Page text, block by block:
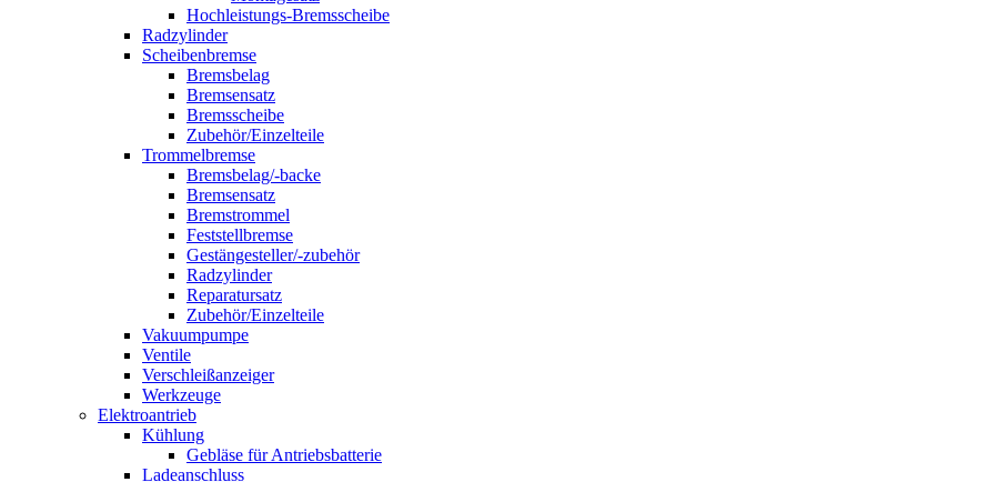
Hochleistungs-Bremsscheibe
Radzylinder
Scheibenbremse
Bremsbelag
Bremsensatz
Bremsscheibe
Zubehör/Einzelteile
Trommelbremse
Bremsbelag/-backe
Bremsensatz
Bremstrommel
Feststellbremse
Gestängesteller/-zubehör
Radzylinder
Reparatursatz
Zubehör/Einzelteile
Vakuumpumpe
Ventile
Verschleißanzeiger
Werkzeuge
Elektroantrieb
Kühlung
Gebläse für Antriebsbatterie
Ladeanschluss